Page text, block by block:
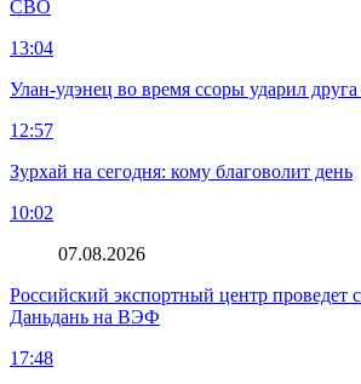
СВО
13:04
Улан-удэнец во время ссоры ударил
12:57
Зурхай на сегодня: кому благоволит день
10:02
07.08.2026
Российский экспортный центр проведет
Даньдань на ВЭФ
17:48